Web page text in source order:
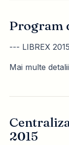
Program
--- LIBREX
Mai multe
2015